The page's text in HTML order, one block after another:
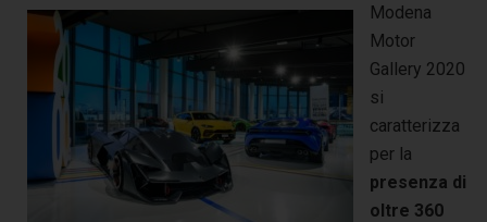
Modena
Motor
Gallery 2020
si
caratterizza
per la
presenza di
oltre 360